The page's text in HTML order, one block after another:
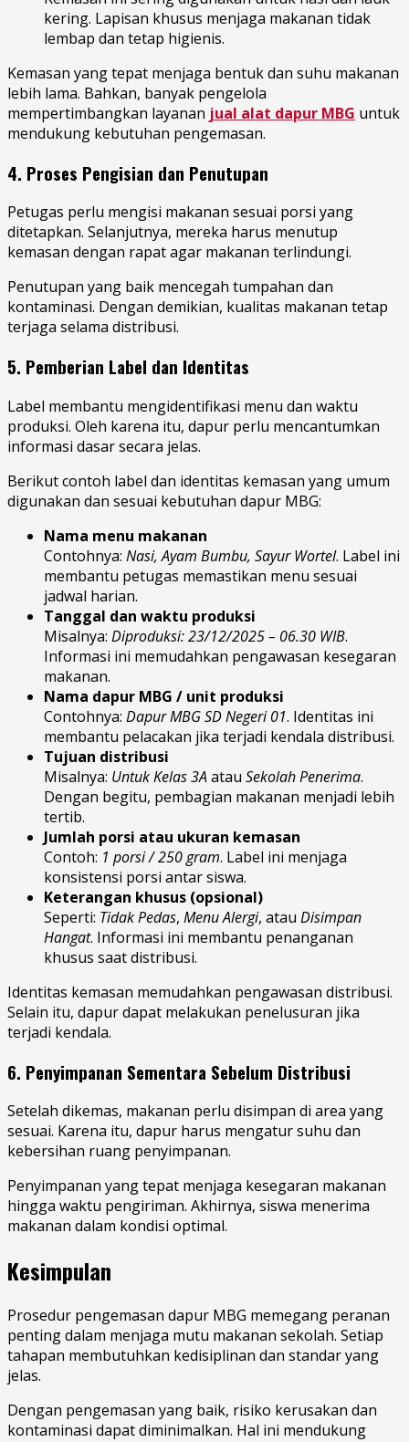
kering. Lapisan khusus menjaga makanan tidak
lembap dan tetap higienis.
Kemasan yang tepat menjaga bentuk dan suhu makanan
lebih lama. Bahkan, banyak pengelola
mempertimbangkan layanan jual alat dapur MBG untuk
mendukung kebutuhan pengemasan.
4. Proses Pengisian dan Penutupan
Petugas perlu mengisi makanan sesuai porsi yang
ditetapkan. Selanjutnya, mereka harus menutup
kemasan dengan rapat agar makanan terlindungi.
Penutupan yang baik mencegah tumpahan dan
kontaminasi. Dengan demikian, kualitas makanan tetap
terjaga selama distribusi.
5. Pemberian Label dan Identitas
Label membantu mengidentifikasi menu dan waktu
produksi. Oleh karena itu, dapur perlu mencantumkan
informasi dasar secara jelas.
Berikut contoh label dan identitas kemasan yang umum
digunakan dan sesuai kebutuhan dapur MBG:
Nama menu makanan
Contohnya: Nasi, Ayam Bumbu, Sayur Wortel. Label ini
membantu petugas memastikan menu sesuai
jadwal harian.
Tanggal dan waktu produksi
Misalnya: Diproduksi: 23/12/2025 – 06.30 WIB.
Informasi ini memudahkan pengawasan kesegaran
makanan.
Nama dapur MBG / unit produksi
Contohnya: Dapur MBG SD Negeri 01. Identitas ini
membantu pelacakan jika terjadi kendala distribusi.
Tujuan distribusi
Misalnya: Untuk Kelas 3Aatau Sekolah Penerima.
Dengan begitu, pembagian makanan menjadi lebih
tertib.
Jumlah porsi atau ukuran kemasan
Contoh: 1 porsi / 250 gram. Label ini menjaga
konsistensi porsi antar siswa.
Keterangan khusus (opsional)
Seperti: Tidak Pedas, Menu Alergi, atau Disimpan
Hangat. Informasi ini membantu penanganan
khusus saat distribusi.
Identitas kemasan memudahkan pengawasan distribusi.
Selain itu, dapur dapat melakukan penelusuran jika
terjadi kendala.
6. Penyimpanan Sementara Sebelum Distribusi
Setelah dikemas, makanan perlu disimpan di area yang
sesuai. Karena itu, dapur harus mengatur suhu dan
kebersihan ruang penyimpanan.
Penyimpanan yang tepat menjaga kesegaran makanan
hingga waktu pengiriman. Akhirnya, siswa menerima
makanan dalam kondisi optimal.
Kesimpulan
Prosedur pengemasan dapur MBG memegang peranan
penting dalam menjaga mutu makanan sekolah. Setiap
tahapan membutuhkan kedisiplinan dan standar yang
jelas.
Dengan pengemasan yang baik, risiko kerusakan dan
kontaminasi dapat diminimalkan. Hal ini mendukung